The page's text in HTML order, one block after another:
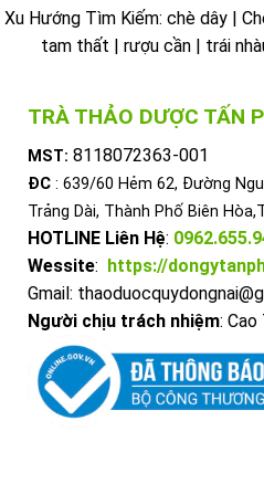
Xu Hướng Tìm Kiếm: chè dây |
tam thất | rượu cần | trái
TRÀ THẢO DƯỢC TẤN
MST: 8118072363-001
ĐC : 639/60 Hẻm 62, Đường
Trảng Dài, Thành Phố Biên
HOTLINE Liên Hệ:
Wessite: https://
Gmail:
Người chịu trách nhiệm: Cao